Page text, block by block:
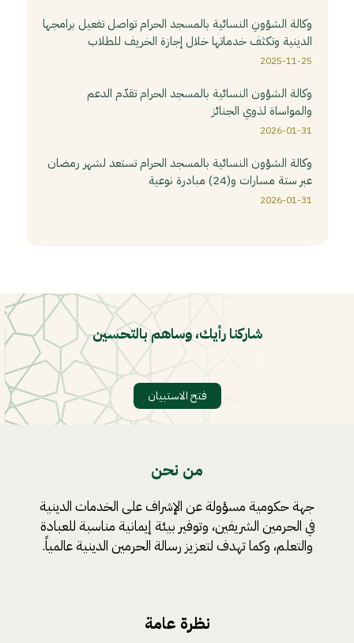
وكالة الشؤونِ النسائية بالمسجد الحرام تواصل تفعيل برامجها
الدينية وتكثف خدماتها خلال إجازة الخريف للطلاب
2025-11-25
وكالة الشؤون النسائية بالمسجد الحرام تقدّم الدعم
والمواساة لذوي الجنائز
2026-01-31
وكالة الشؤون النسائية بالمسجد الحرام تستعد لشهر رمضان
عبر ستة مسارات و(24) مبادرة نوعية
2026-01-31
شاركنا رأيك، وساهم بالتحسين
فتح الاستبيان
من نحن
جهة حكومية مسؤولة عن الإشراف على الخدمات الدينية
في الحرمين الشريفين، وتوفير بيئة إيمانية مناسبة للعبادة
والتعلم، وكما تهدف لتعزيز رسالة الحرمين الدينية عالمياً.
نظرة عامة